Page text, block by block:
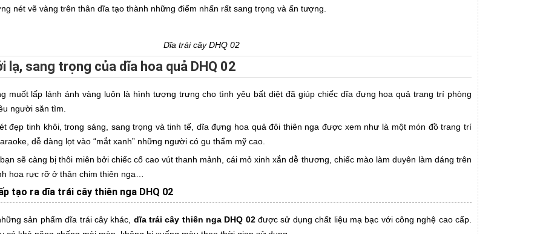
nét vẽ vàng trên thân dĩa tạo thành những điểm nhấn rất sang trọng và ấn tượng.
Dĩa trái cây DHQ 02
lạ, sang trọng của dĩa hoa quả DHQ 02
muốt lấp lánh ánh vàng luôn là hình tượng trưng cho tình yêu bất diệt đã giúp chiếc dĩa đựng hoa quả trang trí phòng
người săn tìm.
đẹp tinh khôi, trong sáng, sang trọng và tinh tế, dĩa đựng hoa quả đôi thiên nga được xem như là một món đồ trang trí
dễ dàng lọt vào “mắt xanh” những người có gu thẩm mỹ cao.
sẽ càng bị thôi miên bởi chiếc cổ cao vút thanh mảnh, cái mỏ xinh xắn dễ thương, chiếc mào làm duyên làm dáng trên
hoa rực rỡ ở thân chim thiên nga…
tạo ra dĩa trái cây thiên nga DHQ 02
sản phẩm dĩa trái cây khác, dĩa trái cây thiên nga DHQ 02được sử dụng chất liệu mạ bạc với công nghệ cao cấp.